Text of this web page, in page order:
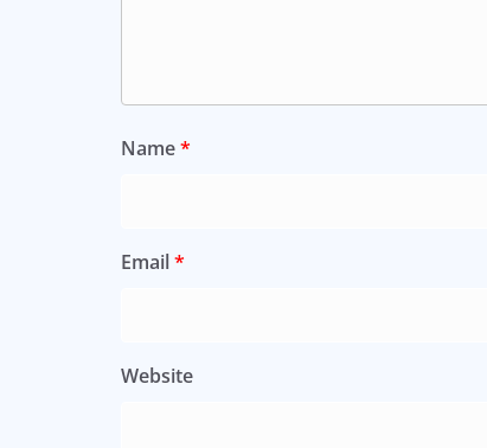
Name*
Email*
Website